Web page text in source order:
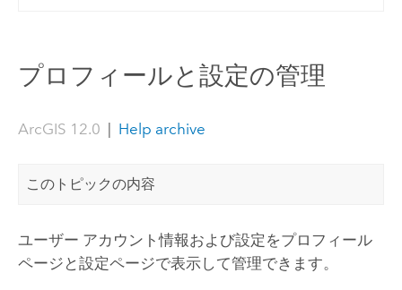
プロフィールと設定の管理
ArcGIS 12.0 | Help archive
このトピックの内容
ユーザー アカウント情報および設定をプロフィール
ページと設定ページで表示して管理できます。